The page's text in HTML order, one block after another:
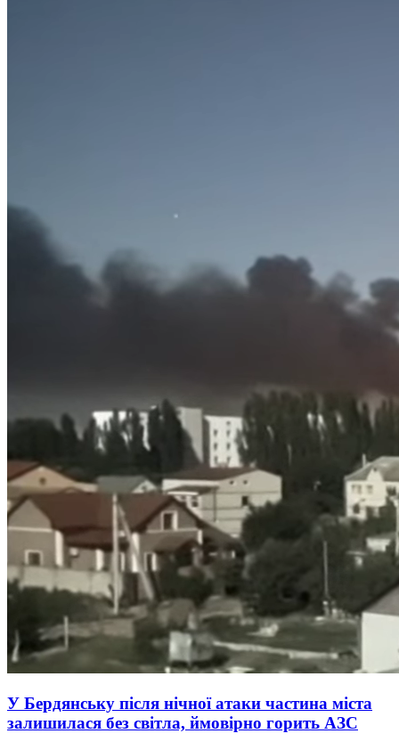
У Бердянську після нічної атаки частина міста
залишилася без світла, ймовірно горить АЗС